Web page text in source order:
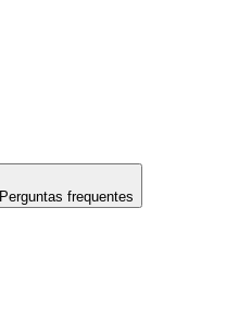
Perguntas frequentes